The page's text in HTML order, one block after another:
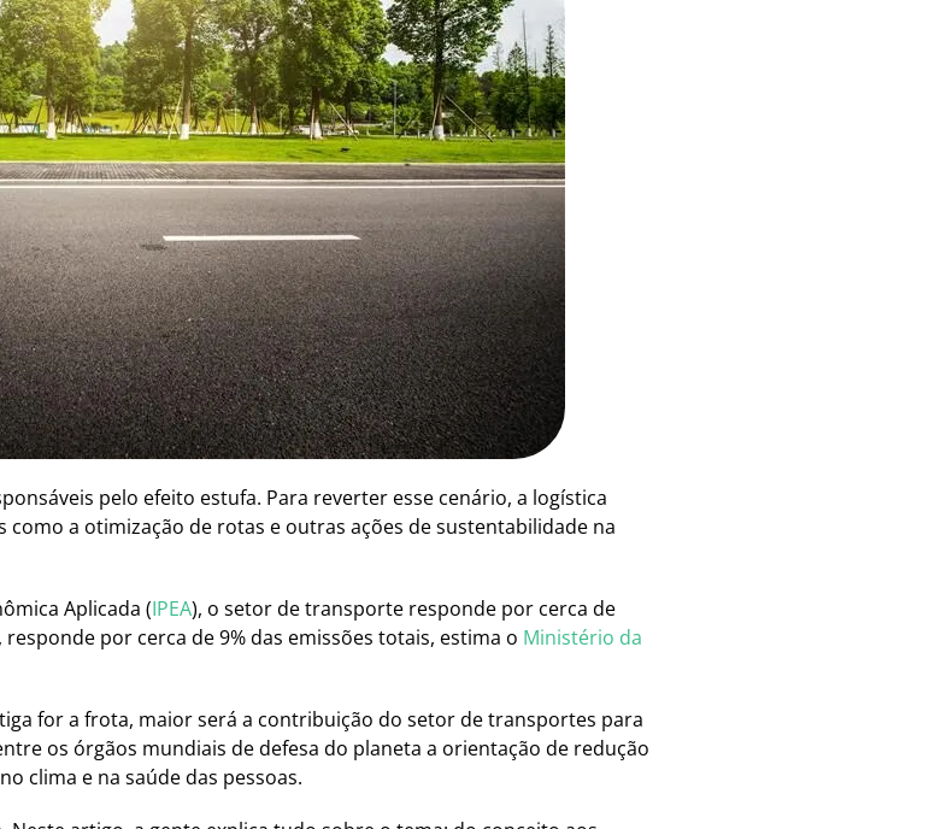
pelo efeito estufa. Para reverter esse cenário, a logística
como a otimização de rotas e outras ações de sustentabilidade na
Aplicada (IPEA), o setor de transporte responde por cerca de
responde por cerca de 9% das emissões totais, estima o Ministério da
for a frota, maior será a contribuição do setor de transportes para
os órgãos mundiais de defesa do planeta a orientação de redução
clima e na saúde das pessoas.